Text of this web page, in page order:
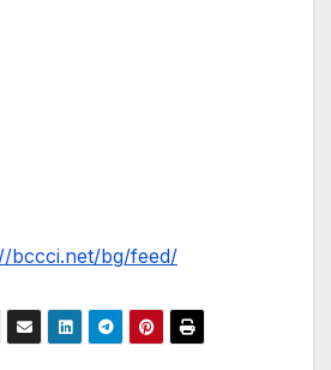
bccci.net/bg/feed/